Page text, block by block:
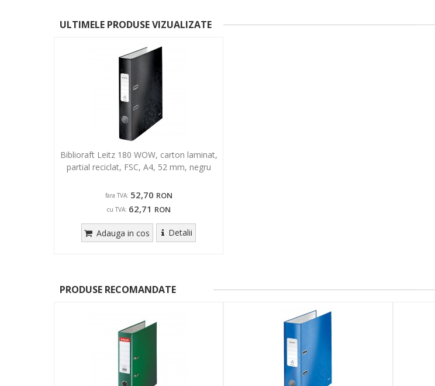
ULTIMELE PRODUSE VIZUALIZATE
Biblioraft Leitz 180 WOW, carton laminat,
partial reciclat, FSC, A4, 52 mm, negru
fara TVA: 52,70 RON
cu TVA: 62,71 RON
Adauga in cos Detalii
PRODUSE RECOMANDATE